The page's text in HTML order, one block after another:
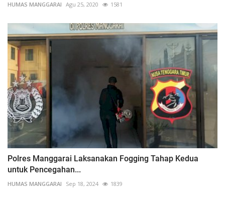
HUMAS MANGGARAI Agu 25, 2020 1581
Polres Manggarai Laksanakan Fogging Tahap Kedua
untuk Pencegahan...
HUMAS MANGGARAI Sep 18, 2024 1839